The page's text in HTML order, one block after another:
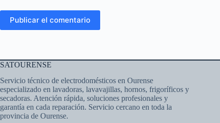
Publicar el comentario
SATOURENSE
Servicio técnico de electrodomésticos en Ourense
especializado en lavadoras, lavavajillas, hornos, frigoríficos y
secadoras. Atención rápida, soluciones profesionales y
garantía en cada reparación. Servicio cercano en toda la
provincia de Ourense.